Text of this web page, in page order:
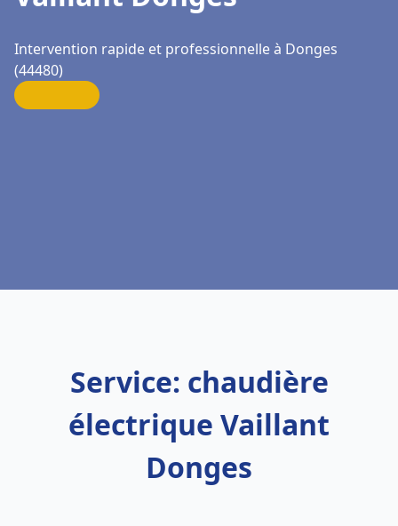
Intervention rapide et professionnelle à Donges
(44480)
Service: chaudière
électrique Vaillant
Donges